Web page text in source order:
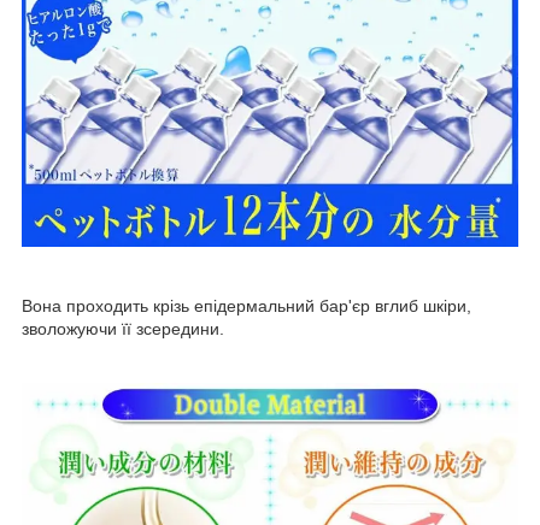
Вона проходить крізь епідермальний бар'єр вглиб шкіри,
зволожуючи її зсередини.